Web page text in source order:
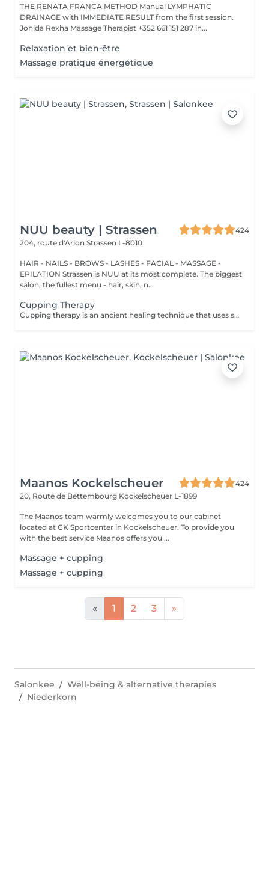
THE RENATA FRANCA METHOD Manual LYMPHATIC
DRAINAGE with IMMEDIATE RESULT from the first session.
Jonida Rexha Massage Therapist +352 661 151 287 in...
Relaxation et bien-être
Massage pratique énergétique
NUU beauty | Strassen
424
204, route d'Arlon Strassen L-8010
HAIR - NAILS - BROWS - LASHES - FACIAL - MASSAGE -
EPILATION Strassen is NUU at its most complete. The biggest
salon, the fullest menu - hair, skin, n...
Cupping Therapy
Cupping therapy is an ancient healing technique that uses special cups to create gentle suction on the skin. This suction promotes blood flow, relieves muscle tension, reduces inflammation, and supports deep relaxation. The treatment can help release toxins, improve circulation, and ease chronic pain or stiffness. *Please note that cupping therapy could just be added to a massage service with includes back massage.
Maanos Kockelscheuer
424
20, Route de Bettembourg Kockelscheuer L-1899
The Maanos team warmly welcomes you to our cabinet
located at CK Sportcenter in Kockelscheuer. To provide you
with the best service Maanos offers you ...
Massage + cupping
Massage + cupping
« 1 2 3 »
Salonkee
Well-being & alternative therapies
Niederkorn